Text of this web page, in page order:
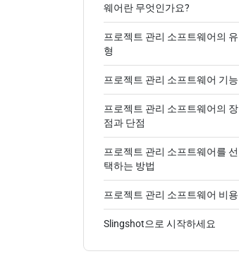
웨어란 무엇인가요?
프로젝트 관리 소프트웨어의 유
형
프로젝트 관리 소프트웨어 기능
프로젝트 관리 소프트웨어의 장
점과 단점
프로젝트 관리 소프트웨어를 선
택하는 방법
프로젝트 관리 소프트웨어 비용
Slingshot으로 시작하세요